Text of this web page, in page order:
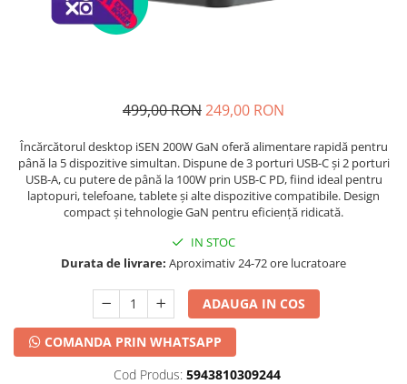
Telefoane mobile ZTE Nubia
Telefoane mobile ALTE BRANDURI
499,00 RON249,00 RON
Încărcătorul desktop iSEN 200W GaN oferă alimentare rapidă pentru
până la 5 dispozitive simultan. Dispune de 3 porturi USB-C și 2 porturi
USB-A, cu putere de până la 100W prin USB-C PD, fiind ideal pentru
laptopuri, telefoane, tablete și alte dispozitive compatibile. Design
compact și tehnologie GaN pentru eficiență ridicată.
IN STOC
Durata de livrare: Aproximativ 24-72 ore lucratoare
ADAUGA IN COS
COMANDA PRIN WHATSAPP
Cod Produs: 5943810309244